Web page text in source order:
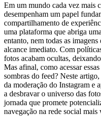
Em ‍um mundo cada vez mais
desempenham um papel
compartilhamento de
uma ​plataforma que abriga
entanto, nem todas as
alcance imediato. Com
fotos acabam ocultas,
Mas afinal, como acessar
sombras do feed? Neste
da moderação ​do Instagram ⁣e
a desbravar o universo das
⁣jornada que promete
navegação na rede social